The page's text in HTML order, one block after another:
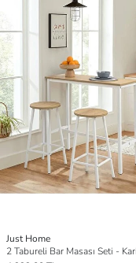
Just Home